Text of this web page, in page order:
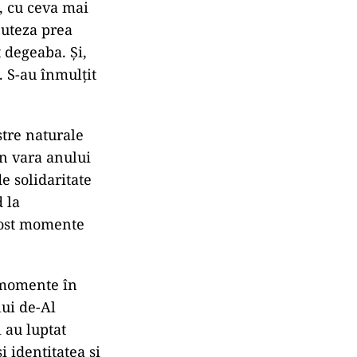
cu ceva mai
prea
Și,
S-au înmulțit
naturale
vara anului
solidaritate
la
momente
în
de-Al
au luptat
identitatea și